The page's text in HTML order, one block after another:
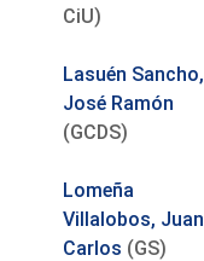
CiU)
Lasuén Sancho,
José Ramón
(GCDS)
Lomeña
Villalobos, Juan
Carlos (GS)